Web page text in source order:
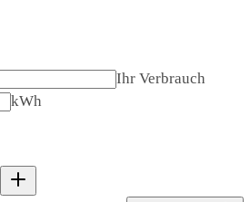
Ihr Verbrauch
kWh